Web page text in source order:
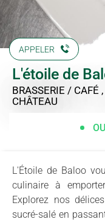
APPELER
L'étoile de
BRASSERIE / CAFÉ
CHÂTEAU
L'Étoile de Baloo
culinaire à
Explorez nos
sucré-salé en